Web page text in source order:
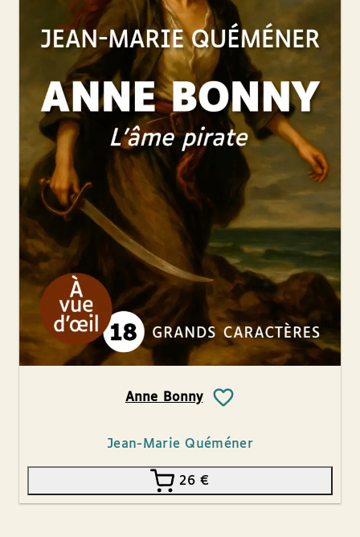
Anne Bonny
Jean-Marie Quéméner
26€